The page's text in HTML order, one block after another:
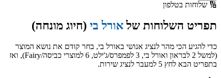
🔢 שלוחות בטלפון
תפריט השלוחות של אורל בי (חיוג מונחה)
כדי להגיע הכי מהר לנציג אנושי באורל בי, בחר קודם את נושא המוצר
(למשל 2 לבראון ואורל בי, 3 לפמפרס/ג'ילט, 6 למוצרי כביסה/Fairy), ואז
בתפריט הבא לחץ 5 למעבר לנציג שירות.